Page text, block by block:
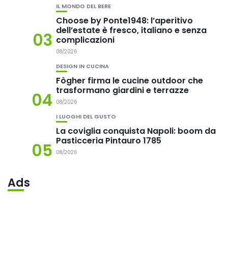
03
IL MONDO DEL BERE
Choose by Ponte1948: l’aperitivo
dell’estate è fresco, italiano e senza
complicazioni
08/2026
04
DESIGN IN CUCINA
Fògher firma le cucine outdoor che
trasformano giardini e terrazze
08/2026
05
I LUOGHI DEL GUSTO
La coviglia conquista Napoli: boom da
Pasticceria Pintauro 1785
08/2026
Ads